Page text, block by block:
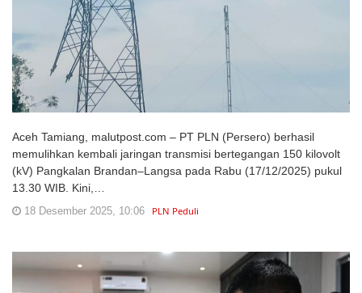
Aceh Tamiang, malutpost.com – PT PLN (Persero) berhasil
memulihkan kembali jaringan transmisi bertegangan 150 kilovolt
(kV) Pangkalan Brandan–Langsa pada Rabu (17/12/2025) pukul
13.30 WIB. Kini,…
18 Desember 2025, 10:06 PLN Peduli